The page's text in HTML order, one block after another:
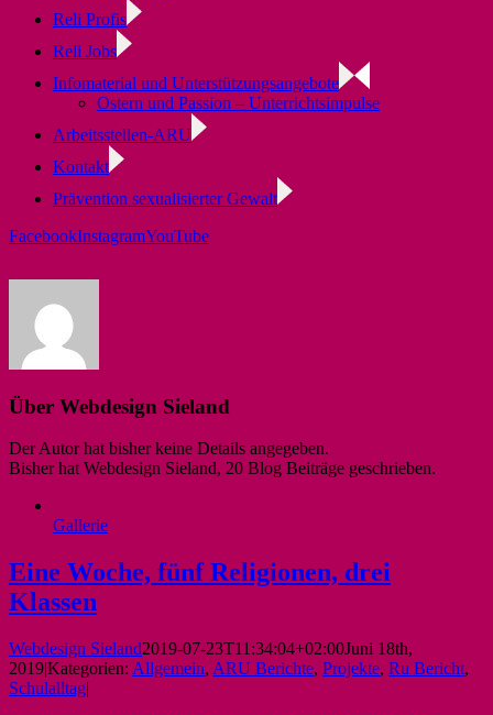
Reli Profis
Reli Jobs
Infomaterial und Unterstützungsangebote
Ostern und Passion – Unterrichtsimpulse
Arbeitsstellen-ARU
Kontakt
Prävention sexualisierter Gewalt
FacebookInstagramYouTube
Über Webdesign Sieland
Der Autor hat bisher keine Details angegeben.
Bisher hat Webdesign Sieland, 20 Blog Beiträge geschrieben.
Gallerie
Eine Woche, fünf Religionen, drei
Klassen
Webdesign Sieland2019-07-23T11:34:04+02:00Juni 18th,
2019|Kategorien: Allgemein, ARU Berichte, Projekte, Ru Bericht,
Schulalltag|